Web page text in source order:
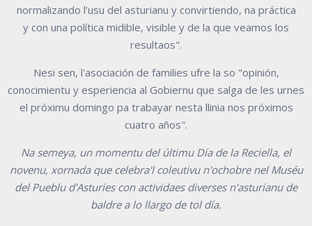
normalizando l’usu del asturianu y convirtiendo, na práctica
y con una política midible, visible y de la que veamos los
resultaos".
Nesi sen, l'asociación de families ufre la so "opinión,
conocimientu y esperiencia al Gobiernu que salga de les urnes
el próximu domingo pa trabayar nesta llinia nos próximos
cuatro años".
Na semeya, un momentu del últimu Día de la Reciella, el
novenu, xornada que celebra'l coleutivu n'ochobre nel Muséu
del Pueblu d'Asturies con actividaes diverses n'asturianu de
baldre a lo llargo de tol día.